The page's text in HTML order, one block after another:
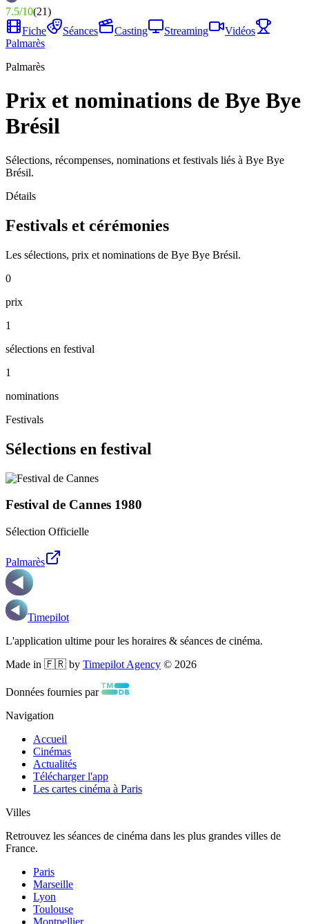
7.5/10(21)
Fiche
Séances Casting Streaming
Vidéos
Palmarès
Palmarès
Prix et nominations de Bye Bye
Brésil
Sélections, récompenses, nominations et festivals liés à Bye Bye
Brésil.
Détails
Festivals et cérémonies
Les sélections, prix et nominations de Bye Bye Brésil.
0
prix
1
sélections en festival
1
nominations
Festivals
Sélections en festival
Festival de Cannes 1980
Sélection Officielle
Palmarès
Timepilot
L'application ultime pour les horaires & séances de cinéma.
Made in 🇫🇷 by Timepilot Agency © 2026
Données fournies par
Navigation
Accueil
Cinémas
Actualités
Télécharger l'app
Les cartes cinéma à Paris
Villes
Retrouvez les séances de cinéma dans les plus grandes villes de
France.
Paris
Marseille
Lyon
Toulouse
Montpellier